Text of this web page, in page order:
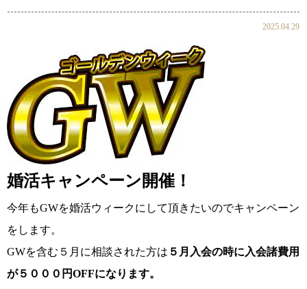
コース・料金・入会案内
ご来店WEB予約
2025.04.29
婚活キャンペーン開催！
今年もGWを婚活ウィークにして頂きたいのでキャンペーン
をします。
GWを含む５月に相談された方は ５月入会の時に入会諸費用
が５０００円OFFになります。